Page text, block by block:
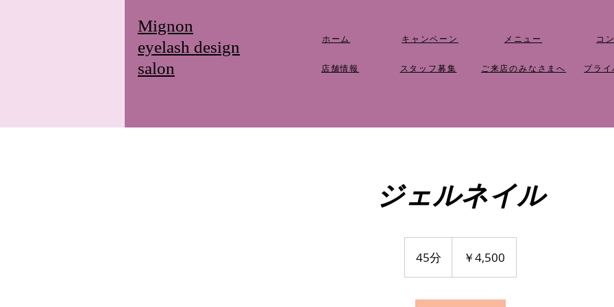
Mignon
eyelash design
salon
ホーム
店舗情報
キャンペーン
​スタッフ募集
メニュー
​ご来店のみなさまへ
コ
プラ
ジェルネイル
45分
5
￥4,500